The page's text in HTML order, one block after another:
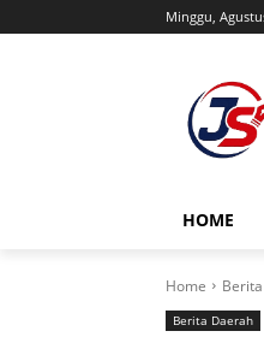
Minggu,
HOME
Home
Berita Daerah